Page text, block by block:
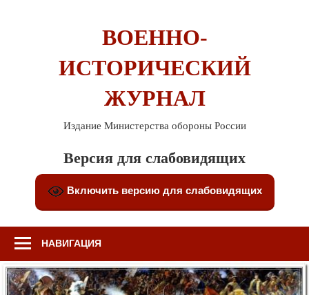
ВОЕННО-
ИСТОРИЧЕСКИЙ
ЖУРНАЛ
Издание Министерства обороны России
Версия для слабовидящих
Включить версию для слабовидящих
НАВИГАЦИЯ